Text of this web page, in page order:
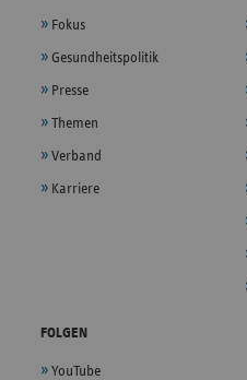
Fokus
Gesundheitspolitik
Presse
Themen
Verband
Karriere
FOLGEN
YouTube